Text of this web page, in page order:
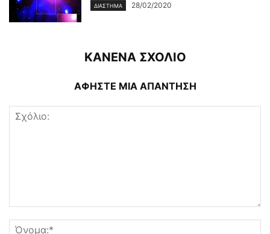
ΔΙΆΣΤΗΜΑ 28/02/2020
ΚΑΝΕΝΑ ΣΧΟΛΙΟ
ΑΦΗΣΤΕ ΜΙΑ ΑΠΑΝΤΗΣΗ